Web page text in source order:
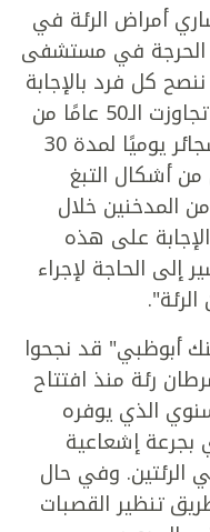
أمراض الرئة في
الحرجة في مستشفى
كل فرد بالإجابة
على الأسئلة الثلاثة التالية: هل تجاوزت الـ50 عامًا من
العمر؟ هل دخنت بمعدل علبة سجائر يوميًا لمدة 30
من أشكال التبغ
كنت من المدخنين خلال
كانت الإجابة على هذه
إلى الحاجة لإجراء
أبوظبي" قد نجحوا
150 حالة سرطان رئة منذ افتتاح
الذي يوفره
إشعاعية
وفي حال
تنظير القصبات